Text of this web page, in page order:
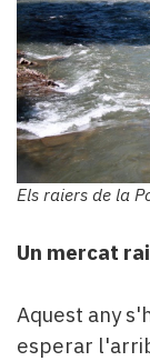
Els raiers de la
Un mercat
Aquest any
esperar